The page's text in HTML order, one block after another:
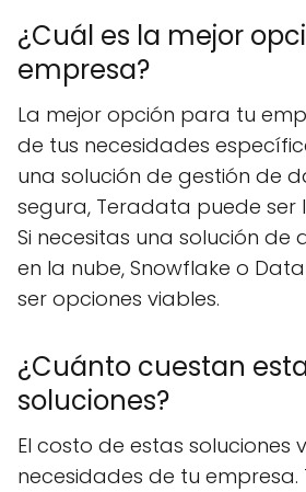
¿Cuál es la mejor
empresa?
La mejor opción para tu
de tus necesidades
una solución de gestión de
segura, Teradata puede ser
Si necesitas una solución de
en la nube, Snowflake o
ser opciones viables.
¿Cuánto cuestan
soluciones?
El costo de estas soluciones
necesidades de tu